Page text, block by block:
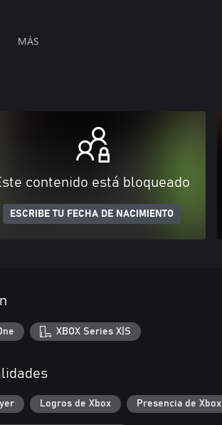
MÁS
contenido está bloqueado
ESCRIBE TU FECHA DE NACIMIENTO
XBOX Series X|S
Logros de Xbox Presencia de Xbox